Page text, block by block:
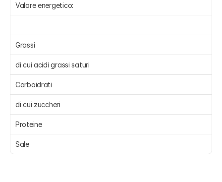
Valore energetico:
Grassi
di cui acidi grassi saturi
Carboidrati
di cui zuccheri
Proteine
Sale